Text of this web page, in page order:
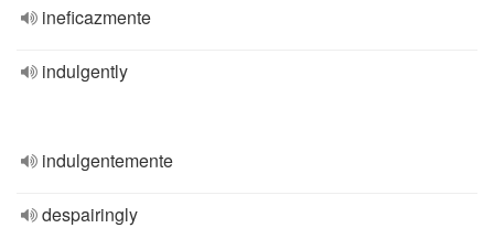
ineficazmente
indulgently
indulgentemente
despairingly